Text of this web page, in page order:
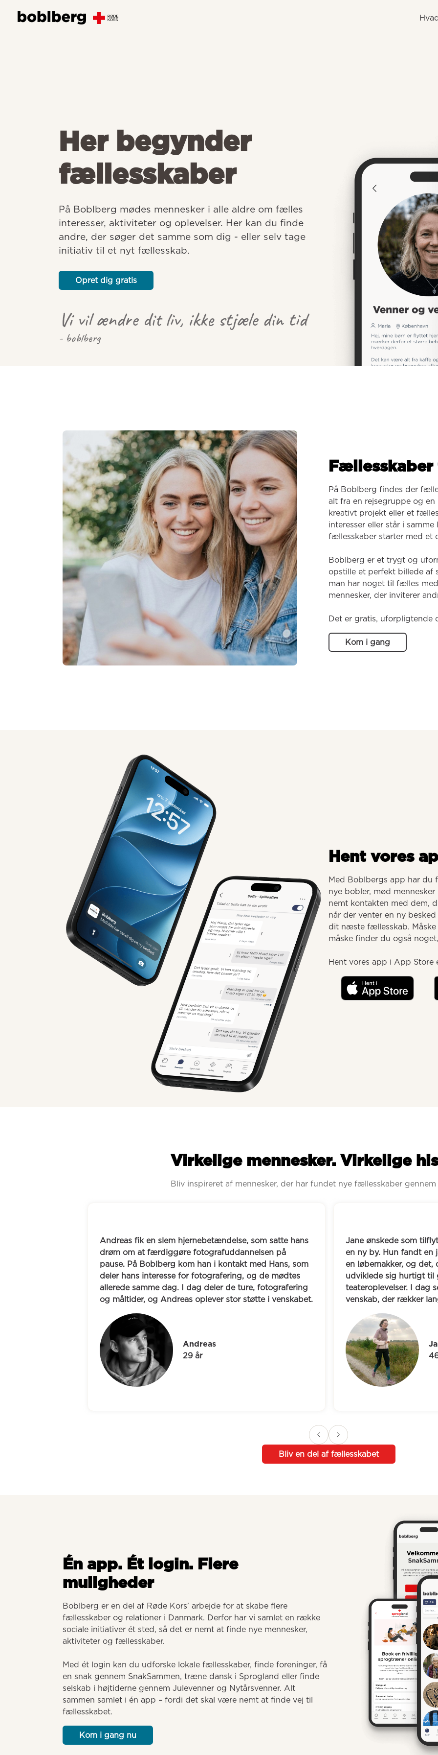
Her begynder
fællesskaber
På Boblberg mødes mennesker i alle aldre om fælles
interesser, aktiviteter og oplevelser. Her kan du finde
andre, der søger det samme som dig - eller selv tage
initiativ til et nyt fællesskab.
Opret dig gratis
Vi vil ændre dit liv, ikke stjæle din tid
- boblberg
På Boblberg findes der
alt fra en rejsegruppe og
kreativt projekt eller et
interesser eller står i
fællesskaber starter med et
Boblberg er et trygt og
opstille et perfekt billede af
man har noget til fælles
mennesker, der inviterer
Det er gratis, uforpligtende
Kom i gang
Hent vores
Med Boblbergs app har du
nye bobler, mød
nemt kontakten med dem,
når der venter en ny
dit næste fællesskab. Måske
måske finder du også
Hent vores app i App Store
Virkelige mennesker. Virkelige
Bliv inspireret af mennesker, der har fundet nye fællesskaber
som satte hans
fotografuddannelsen på
han i kontakt med Hans, som
fotografering, og de mødtes
dag deler de ture, fotografering
oplever stor støtte i venskabet.
Jane ønskede som tilflytter at opbygge nye relationer i
en ny by. Hun fandt en jævnaldrende kvinde, der søgte
en løbemakker, og det, der begyndte som løbeture,
udviklede sig hurtigt til gåture, middage og
teateroplevelser. I dag ses de fast og har opbygget et
venskab, der rækker langt ud over løbeskoene.
liv
nye
de
blevet
fælles
Bliv en del af fællesskabet
Én app. Ét login. Flere
muligheder
Boblberg er en del af Røde Kors' arbejde for at skabe flere
fællesskaber og relationer i Danmark. Derfor har vi samlet en række
sociale initiativer ét sted, så det er nemt at finde nye mennesker,
aktiviteter og fællesskaber.
Med ét login kan du udforske lokale fællesskaber, finde foreninger, få
en snak gennem SnakSammen, træne dansk i Sprogland eller finde
selskab i højtiderne gennem Julevenner og Nytårsvenner. Alt
sammen samlet i én app – fordi det skal være nemt at finde vej til
fællesskabet.
Kom i gang nu